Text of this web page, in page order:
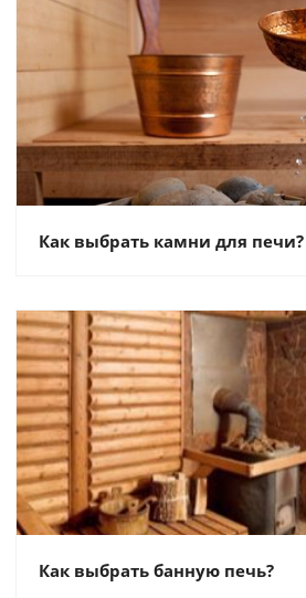
Как выбрать камни для печи?
Как выбрать банную печь?